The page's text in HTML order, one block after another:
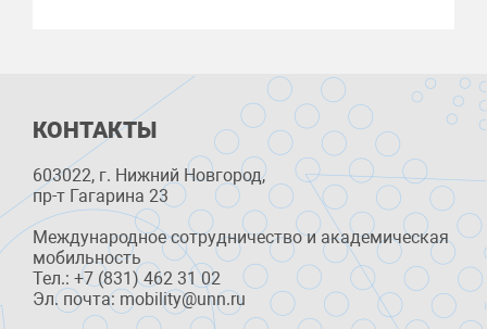
КОНТАКТЫ
603022, г. Нижний Новгород,
пр-т Гагарина 23
Международное сотрудничество и академическая
мобильность
Тел.: +7 (831) 462 31 02
Эл. почта: mobility@unn.ru